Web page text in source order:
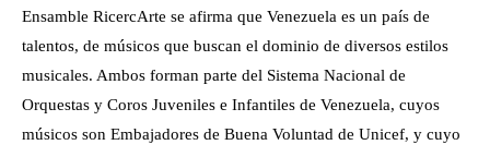
Ensamble RicercArte se afirma que Venezuela es un país de
talentos, de músicos que buscan el dominio de diversos estilos
musicales. Ambos forman parte del Sistema Nacional de
Orquestas y Coros Juveniles e Infantiles de Venezuela, cuyos
músicos son Embajadores de Buena Voluntad de Unicef, y cuyo